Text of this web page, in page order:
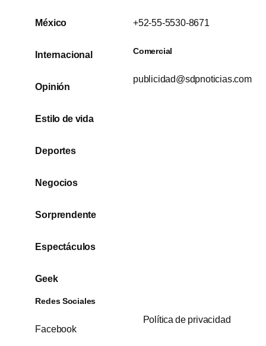
México
Internacional
Opinión
Estilo de vida
Deportes
Negocios
Sorprendente
Espectáculos
Geek
+52-55-5530-8671
Comercial
publicidad@sdpnoticias.com
Redes Sociales
Facebook
Política de privacidad